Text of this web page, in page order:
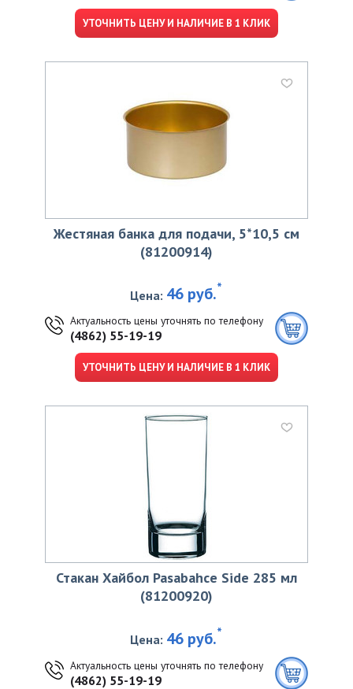
УТОЧНИТЬ ЦЕНУ И НАЛИЧИЕ В 1 КЛИК
Жестяная банка для подачи, 5*10,5 см
(81200914)
Цена: 46 руб.*
Актуальность цены уточнять по телефону
(4862) 55-19-19
УТОЧНИТЬ ЦЕНУ И НАЛИЧИЕ В 1 КЛИК
Стакан Хайбол Pasabahce Side 285 мл
(81200920)
Цена: 46 руб.*
Актуальность цены уточнять по телефону
(4862) 55-19-19